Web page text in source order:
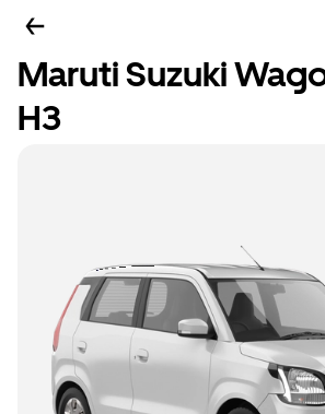
Maruti Suzuki
H3